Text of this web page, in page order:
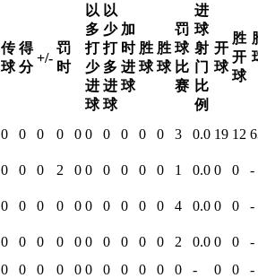
传
球
得
分
+/-
罚
时
以
多
打
少
进
球
以
少
打
多
进
球
加
时
进
球
胜
球
胜
球
罚
球
比
赛
进
球
射
门
比
例
开
球
胜
开
球
0 0 0 0 0 0 0 0 0 0 3 0.0 19 12
0 0 0 2 0 0 0 0 0 0 1 0.0 0 0 -
0 0 0 0 0 0 0 0 0 0 4 0.0 0 0 -
0 0 0 0 0 0 0 0 0 0 2 0.0 0 0
-
0 0 0 0 0 0 0 0 0 0 0 - 0 0
-